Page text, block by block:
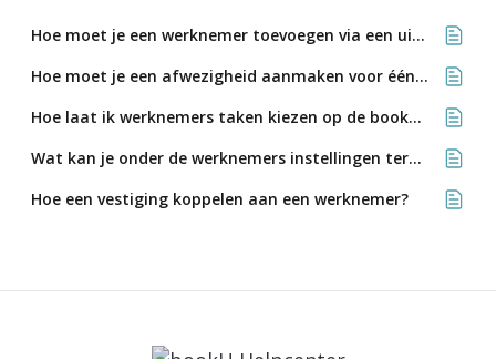
Hoe moet je een werknemer toevoegen via een uitnodiging?
Hoe moet je een afwezigheid aanmaken voor één of meerdere werknemers?
Hoe laat ik werknemers taken kiezen op de bookU Timer-app?
Wat kan je onder de werknemers instellingen terugvinden?
Hoe een vestiging koppelen aan een werknemer?